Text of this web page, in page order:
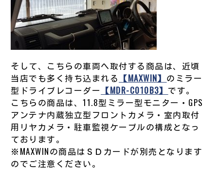
そして、こちらの車両へ取付する商品は、近頃
当店でも多く持ち込まれる 【MAXWIN】 のミラー
型ドライブレコーダー 【MDR-C010B3】 です。
こちらの商品は、11.8型ミラー型モニター・GPS
アンテナ内蔵独立型フロントカメラ・室内取付
用リヤカメラ・駐車監視ケーブルの構成となっ
ております。
※MAXWINの商品はＳＤカードが別売となります
のでご注意ください。